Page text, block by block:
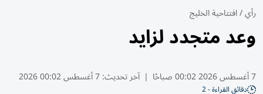
رأي/افتتاحية الخليج
وعد متجدد لزايد
7 أغسطس 2026 00:02 صباحًا | آخر تحديث:7 أغسطس 00:02 2026
دقائق القراءة - 2